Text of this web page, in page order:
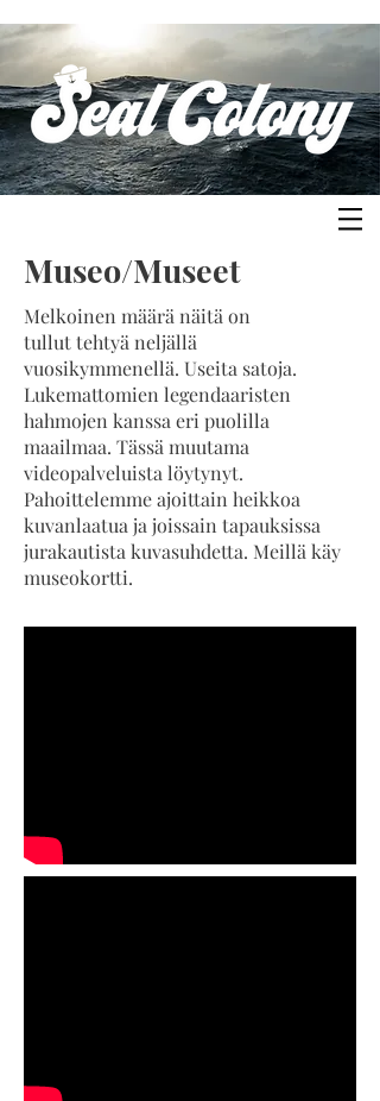
Melkoinen määrä näitä on
tullut tehtyä neljällä
vuosikymmenellä. Useita satoja.
Lukemattomien legendaaristen
hahmojen kanssa eri puolilla
maailmaa. Tässä muutama
videopalveluista löytynyt.
Pahoittelemme ajoittain heikkoa
kuvanlaatua ja joissain tapauksissa
jurakautista kuvasuhdetta. Meillä käy
museokortti.
Museo/Museet